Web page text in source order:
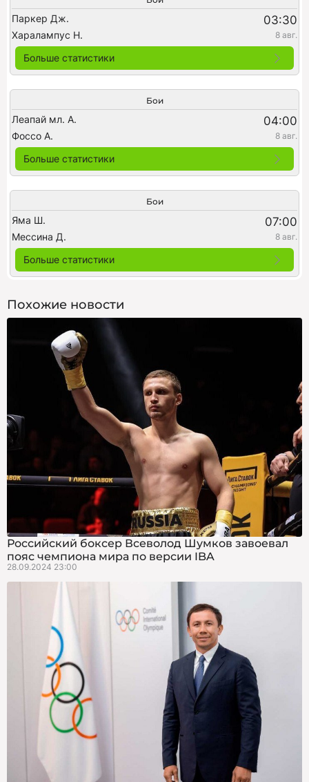
Паркер Дж. 03:30
Харалампус Н. 8 авг.
Больше статистики
Бои
Леапай мл. А. 04:00
Фоссо А. 8 авг.
Больше статистики
Бои
Яма Ш. 07:00
Мессина Д. 8 авг.
Больше статистики
Похожие новости
Российский боксер Всеволод Шумков завоевал
пояс чемпиона мира по версии IBA
28.09.2024 23:00